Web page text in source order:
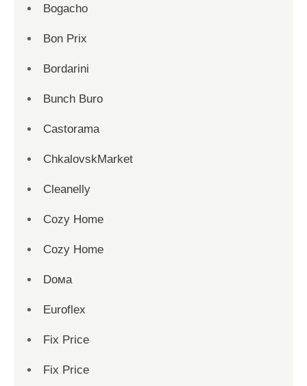
Bogacho
Bon Prix
Bordarini
Bunch Buro
Castorama
ChkalovskMarket
Cleanelly
Cozy Home
Cozy Home
Dома
Euroflex
Fix Price
Fix Price